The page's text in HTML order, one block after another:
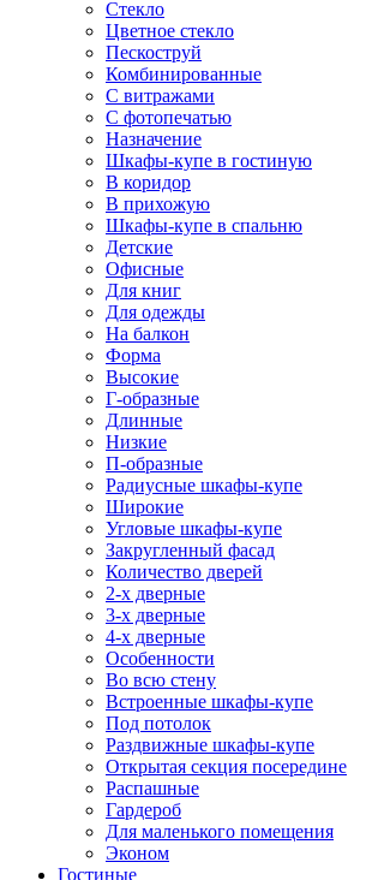
Стекло
Цветное стекло
Пескоструй
Комбинированные
С витражами
С фотопечатью
Назначение
Шкафы-купе в гостиную
В коридор
В прихожую
Шкафы-купе в спальню
Детские
Офисные
Для книг
Для одежды
На балкон
Форма
Высокие
Г-образные
Длинные
Низкие
П-образные
Радиусные шкафы-купе
Широкие
Угловые шкафы-купе
Закругленный фасад
Количество дверей
2-х дверные
3-х дверные
4-х дверные
Особенности
Во всю стену
Встроенные шкафы-купе
Под потолок
Раздвижные шкафы-купе
Открытая секция посередине
Распашные
Гардероб
Для маленького помещения
Эконом
Гостиные